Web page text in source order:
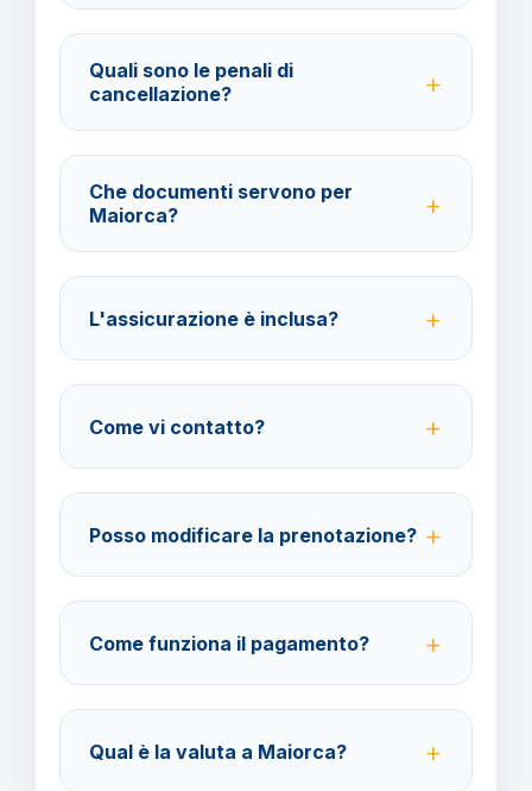
trasferimenti, soggiorno con trattamento All Inclusive
e assistenza BarbaViaggi.
Quali sono le penali di
cancellazione?
29 giorni in poi. Con assicurazione facoltativa è
possibile ottenere il rimborso del 100%.
Che documenti servono per
Maiorca?
valida per l'espatrio o il passaporto. La Spagna fa
parte dell'area Schengen.
L'assicurazione è inclusa?
consigliate per coprire spese mediche e
cancellazione viaggio.
Come vi contatto?
amministrazione@barbaviaggi.it
barbaviaggi.it.
Posso modificare la prenotazione?
prima della partenza con un costo di 70 euro a
modifica.
Come funziona il pagamento?
Acconto del 40% alla prenotazione, saldo 30 giorni
prima della partenza.
Qual è la valuta a Maiorca?